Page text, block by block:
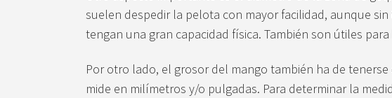
suelen despedir la pelota con mayor facilidad, aunque
tengan una gran capacidad física. También son útiles
Por otro lado, el grosor del mango también ha de
mide en milímetros y/o pulgadas. Para determinar la